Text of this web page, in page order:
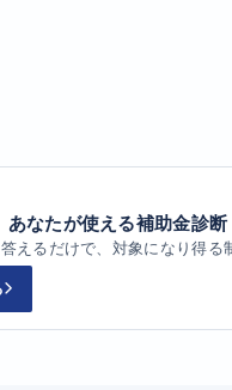
なたが使える補助金診断
えるだけで、対象になり得る